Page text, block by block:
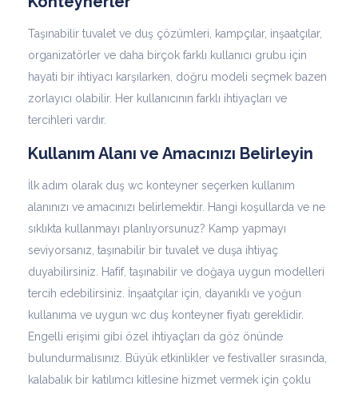
Taşınabilir tuvalet ve duş çözümleri, kampçılar, inşaatçılar,
organizatörler ve daha birçok farklı kullanıcı grubu için
hayati bir ihtiyacı karşılarken, doğru modeli seçmek bazen
zorlayıcı olabilir. Her kullanıcının farklı ihtiyaçları ve
tercihleri vardır.
Kullanım Alanı ve Amacınızı Belirleyin
İlk adım olarak duş wc konteyner seçerken kullanım
alanınızı ve amacınızı belirlemektir. Hangi koşullarda ve ne
sıklıkta kullanmayı planlıyorsunuz? Kamp yapmayı
seviyorsanız, taşınabilir bir tuvalet ve duşa ihtiyaç
duyabilirsiniz. Hafif, taşınabilir ve doğaya uygun modelleri
tercih edebilirsiniz. İnşaatçılar için, dayanıklı ve yoğun
kullanıma ve uygun wc duş konteyner fiyatı gereklidir.
Engelli erişimi gibi özel ihtiyaçları da göz önünde
bulundurmalısınız. Büyük etkinlikler ve festivaller sırasında,
kalabalık bir katılımcı kitlesine hizmet vermek için çoklu